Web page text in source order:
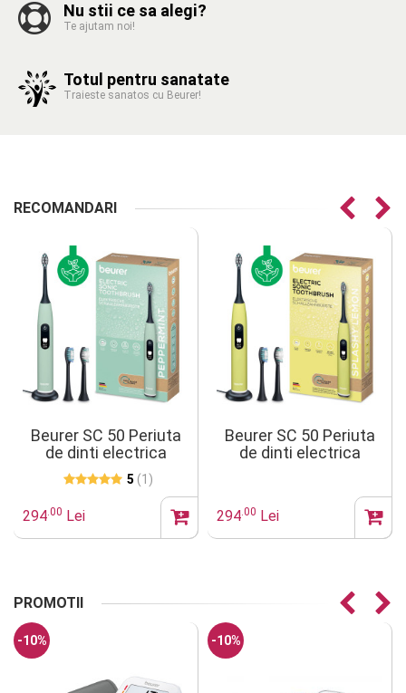
Nu stii ce sa alegi?
Te ajutam noi!
Totul pentru sanatate
Traieste sanatos cu Beurer!
RECOMANDARI
Beurer SC 50 Periuta
de dinti electrica
sonica Peppermint
Green Planet
5 (1)
294.00 Lei
Beurer SC 50 Periuta
de dinti electrica
294.00 Lei
PROMOTII
-10% -10%